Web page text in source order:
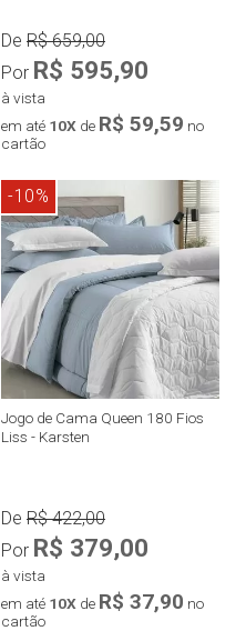
De R$ 659,00
Por R$ 595,90
à vista
em até 10X de R$ 59,59 no
cartão
Compra rápida
-10%
Jogo de Cama Queen 180 Fios
Liss - Karsten
De R$ 422,00
Por R$ 379,00
à vista
em até 10X de R$ 37,90 no
cartão